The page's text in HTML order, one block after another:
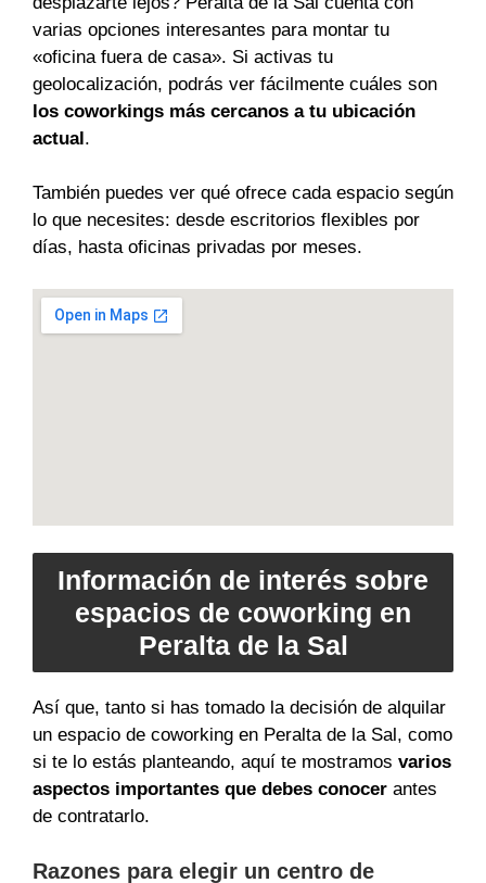
varias opciones interesantes para montar tu
«oficina fuera de casa». Si activas tu
geolocalización, podrás ver fácilmente cuáles son
los coworkings más cercanos a tu ubicación
actual.
También puedes ver qué ofrece cada espacio según
lo que necesites: desde escritorios flexibles por
días, hasta oficinas privadas por meses.
Información de interés sobre
espacios de coworking en
Peralta de la Sal
Así que, tanto si has tomado la decisión de alquilar
un espacio de coworking en Peralta de la Sal, como
si te lo estás planteando, aquí te mostramos varios
aspectos importantes que debes conocer antes
de contratarlo.
Razones para elegir un centro de